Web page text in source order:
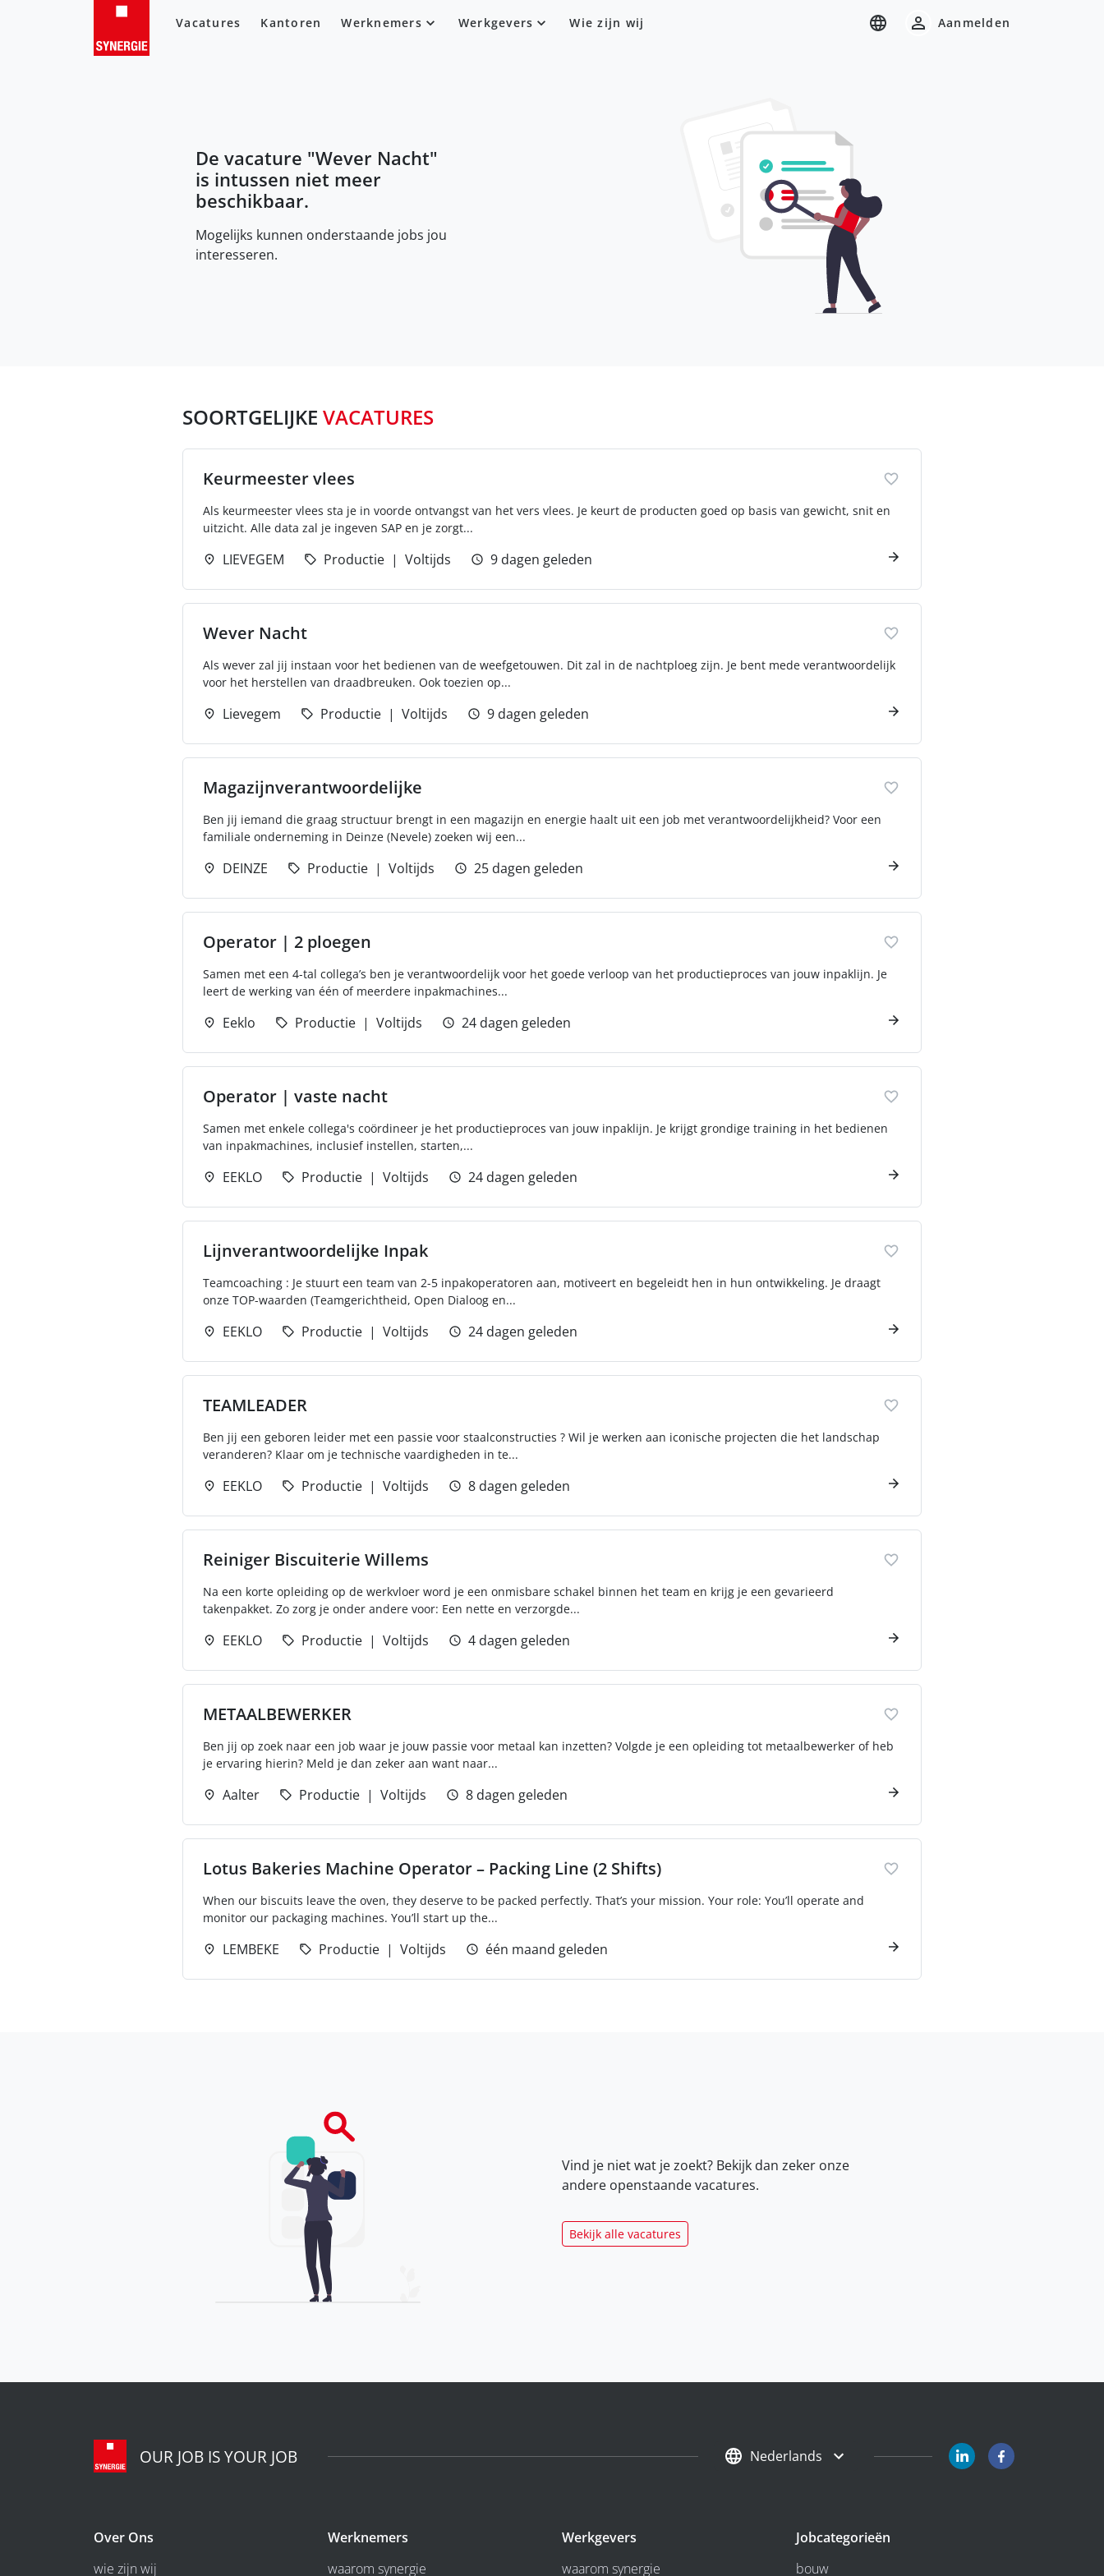
Vacatures Kantoren Werknemers Werkgevers Wie zijn wij Aanmelden
De vacature "Wever Nacht"
is intussen niet meer
beschikbaar.
Mogelijks kunnen onderstaande jobs jou
interesseren.
SOORTGELIJKE VACATURES
Keurmeester vlees
Als keurmeester vlees sta je in voorde ontvangst van het vers vlees. Je keurt de producten goed op basis van gewicht, snit en
uitzicht. Alle data zal je ingeven SAP en je zorgt...
LIEVEGEM Productie Voltijds 9 dagen geleden
Wever Nacht
Als wever zal jij instaan voor het bedienen van de weefgetouwen. Dit zal in de nachtploeg zijn. Je bent mede verantwoordelijk
voor het herstellen van draadbreuken. Ook toezien op...
Lievegem Productie Voltijds 9 dagen geleden
Magazijnverantwoordelijke
Ben jij iemand die graag structuur brengt in een magazijn en energie haalt uit een job met verantwoordelijkheid? Voor een
familiale onderneming in Deinze (Nevele) zoeken wij een...
DEINZE Productie Voltijds 25 dagen geleden
Operator | 2 ploegen
Samen met een 4-tal collega’s ben je verantwoordelijk voor het goede verloop van het productieproces van jouw inpaklijn. Je
leert de werking van één of meerdere inpakmachines...
Eeklo Productie Voltijds 24 dagen geleden
Operator | vaste nacht
Samen met enkele collega's coördineer je het productieproces van jouw inpaklijn. Je krijgt grondige training in het bedienen
van inpakmachines, inclusief instellen, starten,...
EEKLO Productie Voltijds 24 dagen geleden
Lijnverantwoordelijke Inpak
Teamcoaching : Je stuurt een team van 2-5 inpakoperatoren aan, motiveert en begeleidt hen in hun ontwikkeling. Je draagt
onze TOP-waarden (Teamgerichtheid, Open Dialoog en...
EEKLO Productie Voltijds 24 dagen geleden
TEAMLEADER
Ben jij een geboren leider met een passie voor staalconstructies ? Wil je werken aan iconische projecten die het landschap
veranderen? Klaar om je technische vaardigheden in te...
EEKLO Productie Voltijds 8 dagen geleden
Reiniger Biscuiterie Willems
Na een korte opleiding op de werkvloer word je een onmisbare schakel binnen het team en krijg je een gevarieerd
takenpakket. Zo zorg je onder andere voor: Een nette en verzorgde...
EEKLO Productie Voltijds 4 dagen geleden
METAALBEWERKER
Ben jij op zoek naar een job waar je jouw passie voor metaal kan inzetten? Volgde je een opleiding tot metaalbewerker of heb
je ervaring hierin? Meld je dan zeker aan want naar...
Aalter Productie Voltijds 8 dagen geleden
Lotus Bakeries Machine Operator – Packing Line (2 Shifts)
When our biscuits leave the oven, they deserve to be packed perfectly. That’s your mission. Your role: You’ll operate and
monitor our packaging machines. You’ll start up the...
LEMBEKE Productie Voltijds één maand geleden
Vind je niet wat je zoekt? Bekijk dan zeker onze
andere openstaande vacatures.
Bekijk alle vacatures
OUR JOB IS YOUR JOB Nederlands
Over Ons
wie zijn wij
Werknemers
waarom synergie
Werkgevers
waarom synergie
Jobcategorieën
bouw